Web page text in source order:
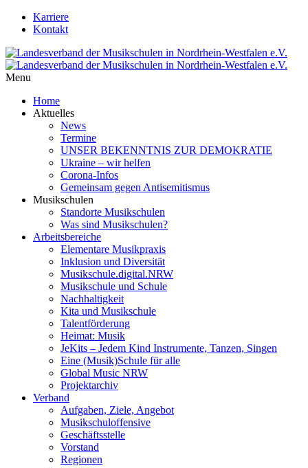
Karriere
Kontakt
Menu
Home
Aktuelles
News
Termine
UNSER BEKENNTNIS ZUR DEMOKRATIE
Ukraine – wir helfen
Corona-Infos
Gemeinsam gegen Antisemitismus
Musikschulen
Standorte Musikschulen
Was sind Musikschulen?
Arbeitsbereiche
Elementare Musikpraxis
Inklusion und Diversität
Musikschule.digital.NRW
Musikschule und Schule
Nachhaltigkeit
Kita und Musikschule
Talentförderung
Heimat: Musik
JeKits – Jedem Kind Instrumente, Tanzen, Singen
Eine (Musik)Schule für alle
Global Music NRW
Projektarchiv
Verband
Aufgaben, Ziele, Angebot
Musikschuloffensive
Geschäftsstelle
Vorstand
Regionen